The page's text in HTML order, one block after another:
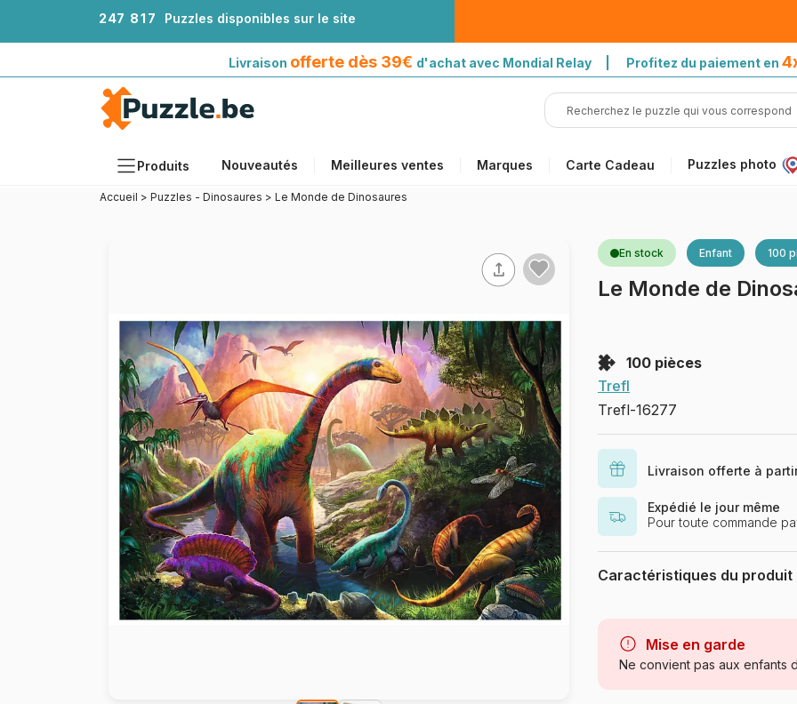
247 81 7 Puzzles disponibles sur le site
Livraison offerte dès 39€ d'achat avec Mondial Relay | Profitez du paiement en
Produits Nouveautés Meilleures ventes Marques Carte Cadeau Puzzles photo
Artistes
Accessoires
Puzzles en bois
Peinture au numéro
Accueil > Puzzles - Dinosaures > Le Monde de Dinosaures
En stock Enfant 100
Le Monde de
100 pièces
Trefl
Trefl-16277
Livraison offerte à
Expédié le jour même
Pour toute commande
Caractéristiques du produit
Catégorie
Age
Mise en garde
Ne convient pas aux enfants